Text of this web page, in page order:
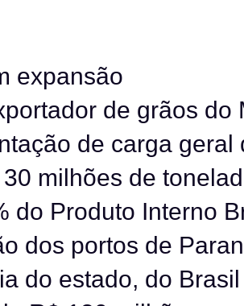
expansão
de grãos
de carga
milhões de
do Produto Interno
dos portos de
do estado, do